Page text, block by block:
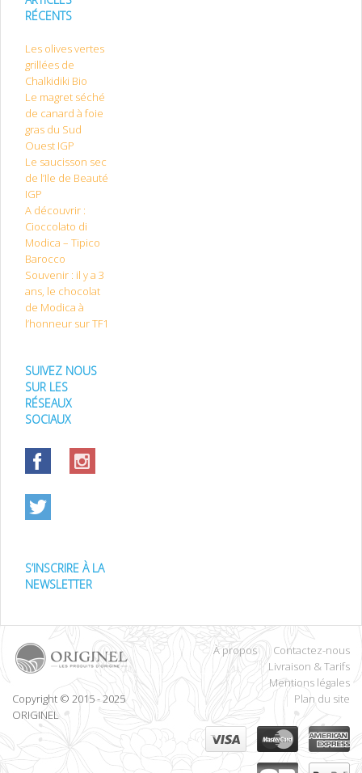
RÉCENTS
Les olives vertes
grillées de
Chalkidiki Bio
Le magret séché
de canard à foie
gras du Sud
Ouest IGP
Le saucisson sec
de l’Ile de Beauté
IGP
A découvrir :
Cioccolato di
Modica – Tipico
Barocco
Souvenir : il y a 3
ans, le chocolat
de Modica à
l’honneur sur TF1
SUIVEZ NOUS
SUR LES
RÉSEAUX
SOCIAUX
S’INSCRIRE À LA
NEWSLETTER
Copyright © 2015 - 2025
ORIGINEL
À propos
Contactez-nous
Livraison & Tarifs
Mentions légales
Plan du site